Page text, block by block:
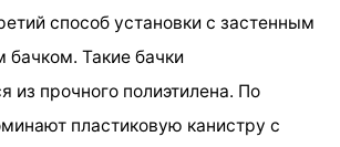
способ установки с застенным
бачком. Такие бачки
из прочного полиэтилена. По
пластиковую канистру с